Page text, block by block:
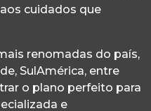
cuidados que
renomadas do país,
SulAmérica, entre
o plano perfeito para
e